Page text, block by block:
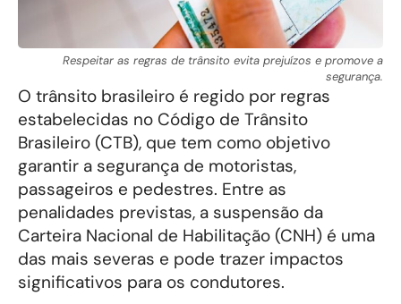
Respeitar as regras de trânsito evita prejuízos e promove a
segurança.
O trânsito brasileiro é regido por regras
estabelecidas no Código de Trânsito
Brasileiro (CTB), que tem como objetivo
garantir a segurança de motoristas,
passageiros e pedestres. Entre as
penalidades previstas, a suspensão da
Carteira Nacional de Habilitação (CNH) é uma
das mais severas e pode trazer impactos
significativos para os condutores.